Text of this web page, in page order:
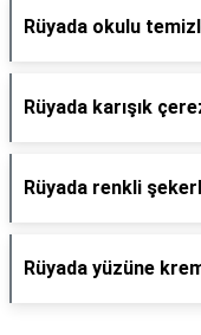
Rüyada okulu
Rüyada karışık
Rüyada renkli
Rüyada yüzüne